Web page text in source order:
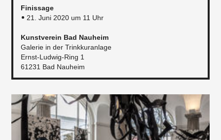
Finissage
21. Juni 2020 um 11 Uhr
Kunstverein Bad Nauheim
Galerie in der Trinkkuranlage
Ernst-Ludwig-Ring 1
61231 Bad Nauheim